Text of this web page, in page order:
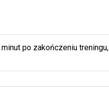
po zakończeniu treningu,